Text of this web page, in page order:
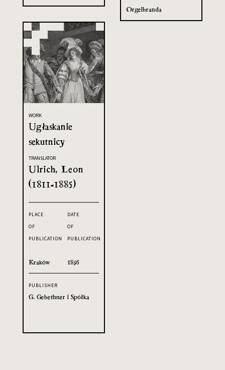
Orgelbranda
WORK
Ugłaskanie
sekutnicy
TRANSLATOR
Ulrich, Leon
(1811-1885)
PLACE
OF
PUBLICATION
Kraków
DATE
OF
PUBLICATION
1895
PUBLISHER
G. Gebethner i Spółka